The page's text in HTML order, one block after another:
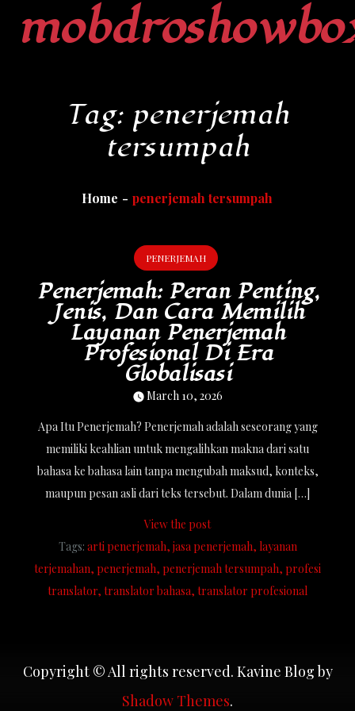
Tag: penerjemah
tersumpah
Home penerjemah tersumpah
PENERJEMAH
Penerjemah: Peran Penting,
Jenis, Dan Cara Memilih
Layanan Penerjemah
Profesional Di Era
Globalisasi
March 10, 2026
Apa Itu Penerjemah? Penerjemah adalah seseorang yang
memiliki keahlian untuk mengalihkan makna dari satu
bahasa ke bahasa lain tanpa mengubah maksud, konteks,
maupun pesan asli dari teks tersebut. Dalam dunia […]
View the post
Tags: arti penerjemah jasa penerjemah layanan
terjemahan penerjemah penerjemah tersumpah profesi
translator translator bahasa translator profesional
Copyright © All rights reserved. Kavine Blog by
Shadow Themes.